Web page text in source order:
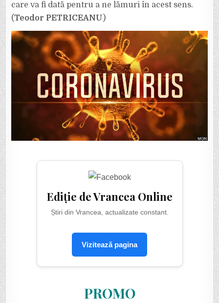
care va fi dată pentru a ne lămuri în acest sens.
(Teodor PETRICEANU)
Ediție de Vrancea Online
Știri din Vrancea, actualizate constant.
Vizitează pagina
PROMO